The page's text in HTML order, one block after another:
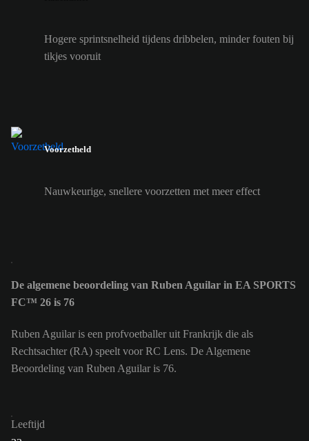
Hogere sprintsnelheid tijdens dribbelen, minder fouten bij
tikjes vooruit
Voorzetheld
Nauwkeurige, snellere voorzetten met meer effect
De algemene beoordeling van Ruben Aguilar in EA SPORTS
FC™ 26 is 76
Ruben Aguilar is een profvoetballer uit Frankrijk die als
Rechtsachter (RA) speelt voor RC Lens. De Algemene
Beoordeling van Ruben Aguilar is 76.
Leeftijd